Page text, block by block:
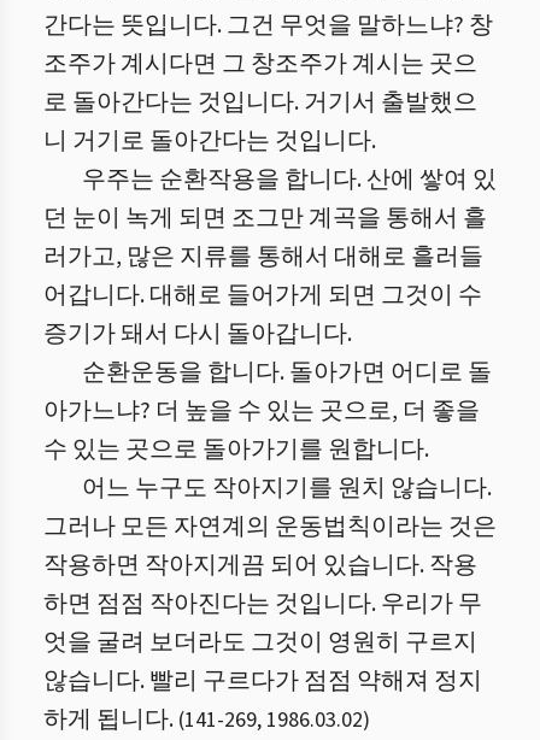
간다는 뜻입니다. 그건 무엇을 말하느냐? 창
조주가 계시다면 그 창조주가 계시는 곳으
로 돌아간다는 것입니다. 거기서 출발했으
니 거기로 돌아간다는 것입니다.
우주는 순환작용을 합니다. 산에 쌓여 있
던 눈이 녹게 되면 조그만 계곡을 통해서 흘
러가고, 많은 지류를 통해서 대해로 흘러들
어갑니다. 대해로 들어가게 되면 그것이 수
증기가 돼서 다시 돌아갑니다.
순환운동을 합니다. 돌아가면 어디로 돌
아가느냐? 더 높을 수 있는 곳으로, 더 좋을
수 있는 곳으로 돌아가기를 원합니다.
어느 누구도 작아지기를 원치 않습니다.
그러나 모든 자연계의 운동법칙이라는 것은
작용하면 작아지게끔 되어 있습니다. 작용
하면 점점 작아진다는 것입니다. 우리가 무
엇을 굴려 보더라도 그것이 영원히 구르지
않습니다. 빨리 구르다가 점점 약해져 정지
하게 됩니다. (141-269, 1986.03.02)